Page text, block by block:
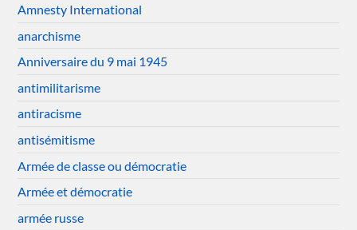
Amnesty International
anarchisme
Anniversaire du 9 mai 1945
antimilitarisme
antiracisme
antisémitisme
Armée de classe ou démocratie
Armée et démocratie
armée russe